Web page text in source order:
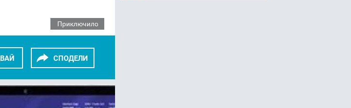
Приключило
СПОДЕЛИ
GOOGLE+